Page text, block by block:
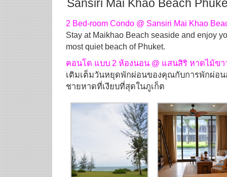
Sansiri Mai Khao Beach
2 Bed-room Condo @ Sansiri Mai Khao
Stay at Maikhao Beach seaside and enjoy
most quiet beach of Phuket.
คอนโด แบบ 2 ห้องนอน @ แสนสิริ หาดไม้ขา
เติมเต็มวันหยุดพักผ่อนของคุณกับการพักผ่อ
ชายหาดที่เงียบที่สุดในภูเก็ต